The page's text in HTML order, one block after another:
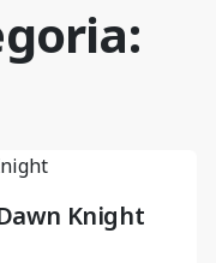
Knight